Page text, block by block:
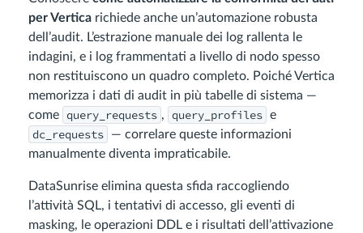
per Vertica richiede anche un’automazione robusta
dell’audit. L’estrazione manuale dei log rallenta le
indagini, e i log frammentati a livello di nodo spesso
non restituiscono un quadro completo. Poiché Vertica
memorizza i dati di audit in più tabelle di sistema —
come query_requests , query_profiles e
dc_requests
— correlare queste informazioni
manualmente diventa impraticabile.
DataSunrise elimina questa sfida raccogliendo
l’attività SQL, i tentativi di accesso, gli eventi di
masking, le operazioni DDL e i risultati dell’attivazione